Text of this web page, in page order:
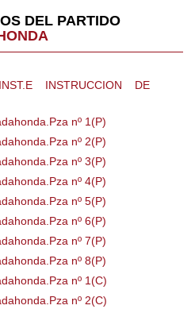
DEL PARTIDO
INSTRUCCION DE
nº 1(P)
nº 2(P)
nº 3(P)
nº 4(P)
nº 5(P)
nº 6(P)
nº 7(P)
nº 8(P)
nº 1(C)
nº 2(C)